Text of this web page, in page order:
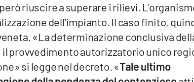
riuscire a superare i rilievi.
dell'impianto. Il caso finito,
«La determinazione conclusiva
provvedimento autorizzatorio unico
si legge nel decreto. «Tale ultimo